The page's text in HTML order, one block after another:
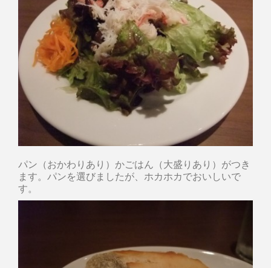
パン（おかわりあり）かごはん（大盛りあり）がつき
ます。パンを選びましたが、ホカホカでおいしいで
す。